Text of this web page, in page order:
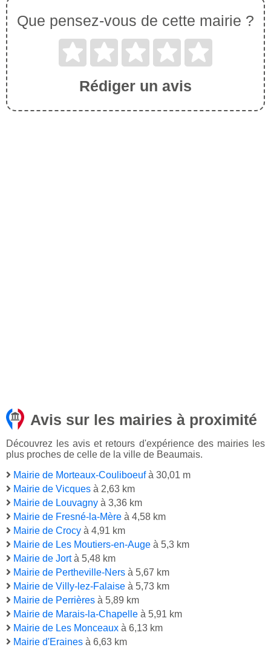
Que pensez-vous de cette mairie ?
Rédiger un avis
Avis sur les mairies à proximité
Découvrez les avis et retours d'expérience des mairies les
plus proches de celle de la ville de Beaumais.
Mairie de Morteaux-Couliboeufà 30,01 m
Mairie de Vicques à 2,63 km
Mairie de Louvagny à 3,36 km
Mairie de Fresné-la-Mère à 4,58 km
Mairie de Crocy à 4,91 km
Mairie de Les Moutiers-en-Auge à 5,3 km
Mairie de Jortà 5,48 km
Mairie de Pertheville-Ners à 5,67 km
Mairie de Villy-lez-Falaise à 5,73 km
Mairie de Perrières à 5,89 km
Mairie de Marais-la-Chapelle à 5,91 km
Mairie de Les Monceaux à 6,13 km
Mairie d'Eraines à 6,63 km